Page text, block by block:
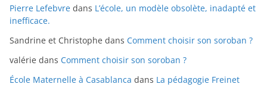
Pierre Lefebvre dans L’école, un modèle obsolète, inadapté et
inefficace.
Sandrine et Christophe dans Comment choisir son soroban ?
valérie dans Comment choisir son soroban ?
École Maternelle à Casablanca dans La pédagogie Freinet